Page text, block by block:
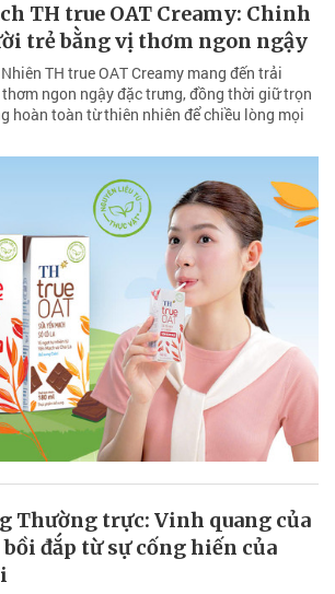
TH true OAT Creamy: Chinh
trẻ bằng vị thơm ngon ngậy
TH true OAT Creamy mang đến trải
ngon ngậy đặc trưng, đồng thời giữ trọn
hoàn toàn từ thiên nhiên để chiều lòng mọi
Thường trực: Vinh quang của
đắp từ sự cống hiến của